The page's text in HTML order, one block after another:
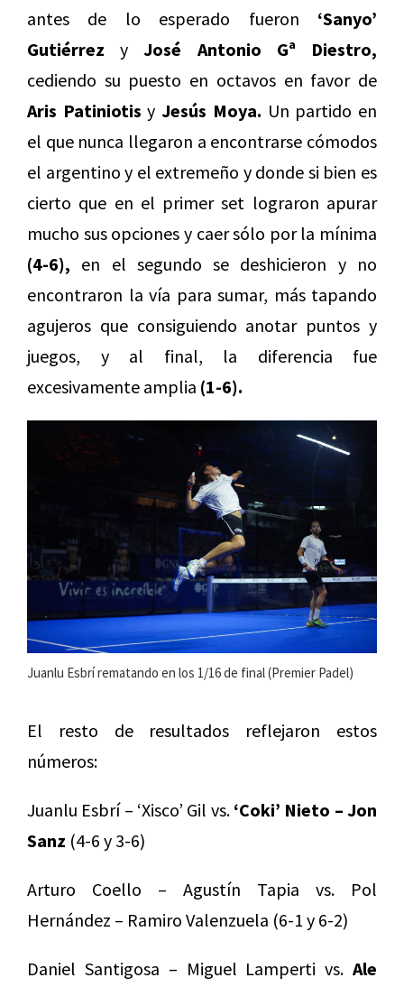
antes de lo esperado fueron ‘Sanyo’
Gutiérrez yJosé Antonio Gª Diestro,
cediendo su puesto en octavos en favor de
Aris Patiniotis yJesús Moya. Un partido en
el que nunca llegaron a encontrarse cómodos
el argentino y el extremeño y donde si bien es
cierto que en el primer set lograron apurar
mucho sus opciones y caer sólo por la mínima
(4-6), en el segundo se deshicieron y no
encontraron la vía para sumar, más tapando
agujeros que consiguiendo anotar puntos y
juegos, y al final, la diferencia fue
excesivamente amplia (1-6).
Juanlu Esbrí rematando en los 1/16 de final (Premier Padel)
El resto de resultados reflejaron estos
números:
Juanlu Esbrí – ‘Xisco’ Gil vs. ‘Coki’ Nieto – Jon
Sanz (4-6 y 3-6)
Arturo Coello – Agustín Tapia vs. Pol
Hernández – Ramiro Valenzuela (6-1 y 6-2)
Daniel Santigosa – Miguel Lamperti vs. Ale